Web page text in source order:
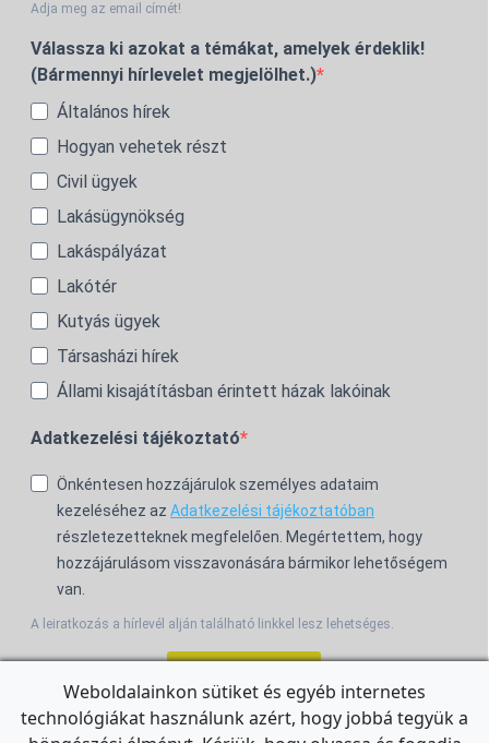
Adja meg az email címét!
Válassza ki azokat a témákat, amelyek érdeklik!
(Bármennyi hírlevelet megjelölhet.)
Általános hírek
Hogyan vehetek részt
Civil ügyek
Lakásügynökség
Lakáspályázat
Lakótér
Kutyás ügyek
Társasházi hírek
Állami kisajátításban érintett házak lakóinak
Adatkezelési tájékoztató
Önkéntesen hozzájárulok személyes adataim
kezeléséhez az Adatkezelési tájékoztatóban
részletezetteknek megfelelően. Megértettem, hogy
hozzájárulásom visszavonására bármikor lehetőségem
van.
A leiratkozás a hírlevél alján található linkkel lesz lehetséges.
For the English Newsletter, clickHERE.
Weboldalainkon sütiket és egyéb internetes
technológiákat használunk azért, hogy jobbá tegyük a